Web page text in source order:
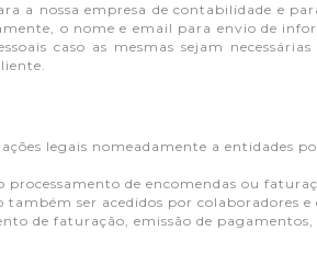
a nossa empresa de contabilidade e
o nome e email para envio de
caso as mesmas sejam
legais nomeadamente a entidades
de encomendas ou
ser acedidos por colaboradores e
de faturação, emissão de